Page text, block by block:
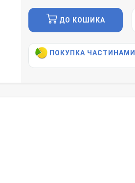
ДО КОШИКА
ПОКУПКА ЧАСТИНАМИ